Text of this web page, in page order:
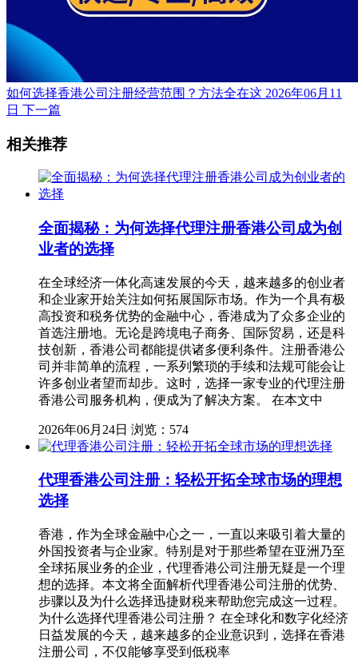
如何选择香港公司注册经营范围？方法全在这 2026年06月11
日 下一篇
相关推荐
全面揭秘：为何选择代理注册香港公司成为创
业者的选择
在全球经济一体化高速发展的今天，越来越多的创业者
和企业家开始关注如何拓展国际市场。作为一个具有极
高投资和税务优势的金融中心，香港成为了众多企业的
首选注册地。无论是跨境电子商务、国际贸易，还是科
技创新，香港公司都能提供诸多便利条件。注册香港公
司并非简单的流程，一系列繁琐的手续和法规可能会让
许多创业者望而却步。这时，选择一家专业的代理注册
香港公司服务机构，便成为了解决方案。 在本文中
2026年06月24日 浏览：574
代理香港公司注册：轻松开拓全球市场的理想
选择
香港，作为全球金融中心之一，一直以来吸引着大量的
外国投资者与企业家。特别是对于那些希望在亚洲乃至
全球拓展业务的企业，代理香港公司注册无疑是一个理
想的选择。本文将全面解析代理香港公司注册的优势、
步骤以及为什么选择迅捷财税来帮助您完成这一过程。
为什么选择代理香港公司注册？ 在全球化和数字化经济
日益发展的今天，越来越多的企业意识到，选择在香港
注册公司，不仅能够享受到低税率